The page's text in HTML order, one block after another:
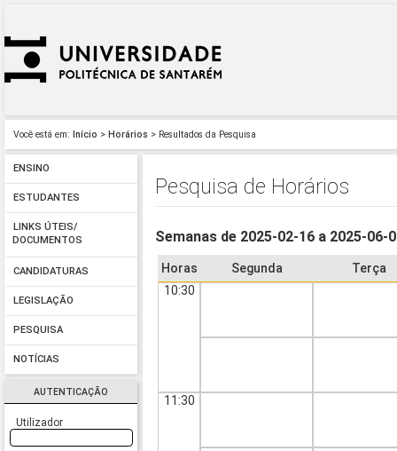
Você está em: Início > Horários > Resultados da Pesquisa
ENSINO
ESTUDANTES
LINKS ÚTEIS/
DOCUMENTOS
CANDIDATURAS
LEGISLAÇÃO
PESQUISA
NOTÍCIAS
AUTENTICAÇÃO
Utilizador
Pesquisa de Horários
Semanas de 2025-02-16 a 2025-06-
Horas Segunda
Terça
10:30
11:30